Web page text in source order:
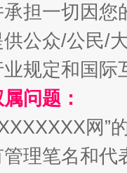
担一切因
公众/公民/
规定和国
问题：
网”
理笔名和